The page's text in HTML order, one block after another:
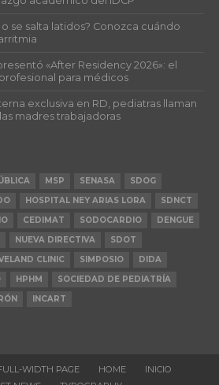
se salta latidos? Conozca cuándo
«After Residency 2026»: el
para médicos
exclusiva en RD, pediatras llaman
madres trabajadoras
MSP SENASA
SDOG
HOSPITAL NEY ARIAS LORA
SDNCT
CEDIMAT SODOCARDIO
DENGUE
NUEVA DIRECTIVA
SDOT
CLINIC SIMPOSIO
DIDA
HPHM
SOCIEDAD DE PEDIATRÍA
INCART
WIDTH PAGE HOME
INICIO